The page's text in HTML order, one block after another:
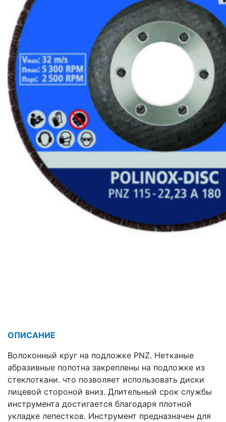
ОПИСАНИЕ
Волоконный круг на подложке PNZ. Нетканые
абразивные полотна закреплены на подложке из
стеклоткани. что позволяет использовать диски
лицевой стороной вниз. Длительный срок службы
инструмента достигается благодаря плотной
укладке лепестков. Инструмент предназначен для